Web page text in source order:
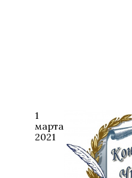
1
марта
2021